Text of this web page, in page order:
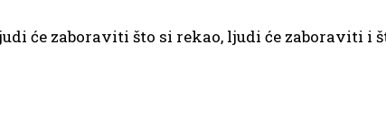
će zaboraviti što si rekao, ljudi će zaboraviti i